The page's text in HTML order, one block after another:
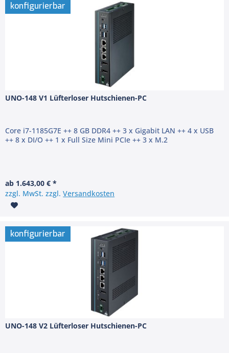
konfigurierbar
UNO-148 V1 Lüfterloser Hutschienen-PC
Core i7-1185G7E ++ 8 GB DDR4 ++ 3 x Gigabit LAN ++ 4 x USB
++ 8 x DI/O ++ 1 x Full Size Mini PCIe ++ 3 x M.2
ab 1.643,00 € *
zzgl. MwSt. zzgl.Versandkosten
konfigurierbar
UNO-148 V2 Lüfterloser Hutschienen-PC